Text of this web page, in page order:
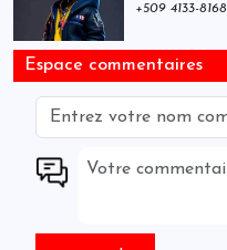
+509 4133-8168
Espace commentaires